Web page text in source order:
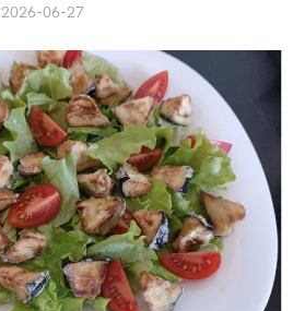
2026-06-27